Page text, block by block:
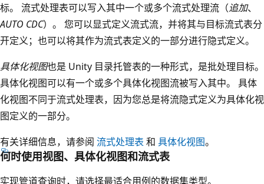
标。 流式处理表可以写入其中一个或多个流式处理流（追加、
AUTO CDC）。 您可以显式定义流式流，并将其与目标流式表分
开定义；也可以将其作为流式表定义的一部分进行隐式定义。
具体化视图也是 Unity 目录托管表的一种形式，是批处理目标。
具体化视图可以有一个或多个具体化视图流被写入其中。 具体
化视图不同于流式处理表，因为您总是将流隐式定义为具体化视
图定义的一部分。
有关详细信息，请参阅 流式处理表 和 具体化视图。
何时使用视图、具体化视图和流式表
实现管道查询时，请选择最适合用例的数据集类型。